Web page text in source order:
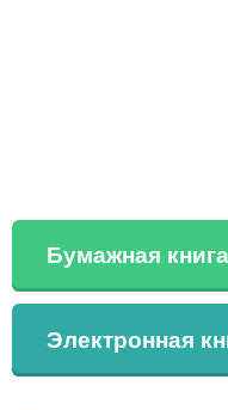
Бумажная книга
Электронная